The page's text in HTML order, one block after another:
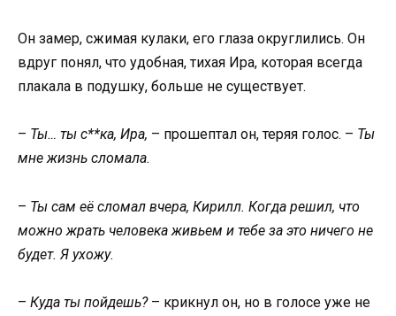
Он замер, сжимая кулаки, его глаза округлились. Он
вдруг понял, что удобная, тихая Ира, которая всегда
плакала в подушку, больше не существует.
– Ты… ты с**ка, Ира, – прошептал он, теряя голос. – Ты
мне жизнь сломала.
– Ты сам её сломал вчера, Кирилл. Когда решил, что
можно жрать человека живьем и тебе за это ничего не
будет. Я ухожу.
– Куда ты пойдешь?– крикнул он, но в голосе уже не